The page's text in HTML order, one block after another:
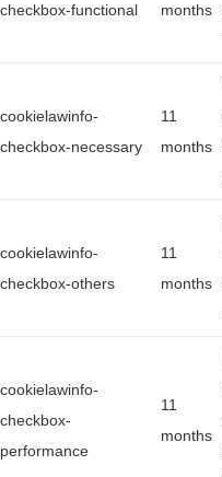
checkbox-functional
months
cookielawinfo-
checkbox-necessary
11
months
cookielawinfo-
checkbox-others
11
months
cookielawinfo-
checkbox-
performance
11
months